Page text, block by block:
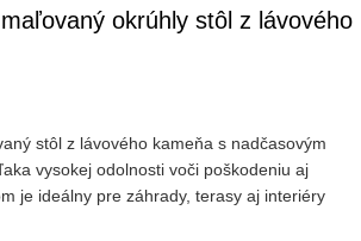
okrúhly stôl z lávového
stôl z lávového kameňa s nadčasovým
vysokej odolnosti voči poškodeniu aj
je ideálny pre záhrady, terasy aj interiéry